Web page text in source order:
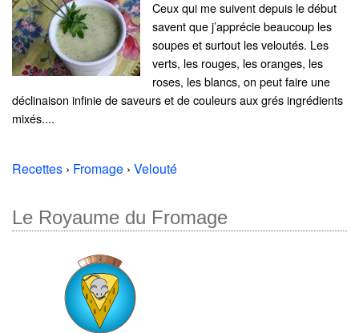
Ceux qui me suivent depuis le début
savent que j’apprécie beaucoup les
soupes et surtout les veloutés. Les
verts, les rouges, les oranges, les
roses, les blancs, on peut faire une
déclinaison infinie de saveurs et de couleurs aux grés ingrédients
mixés....
Recettes › Fromage › Velouté
Le Royaume du Fromage